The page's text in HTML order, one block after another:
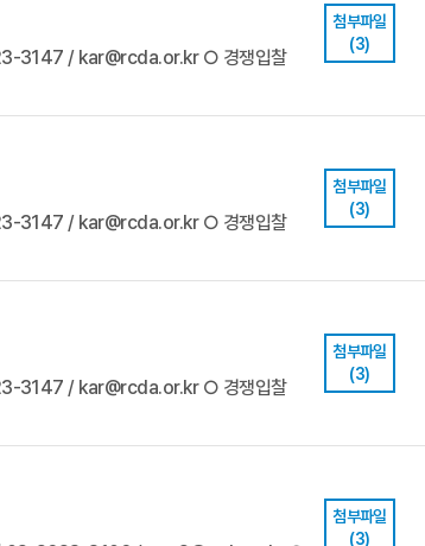
3147 / kar@rcda.or.kr ○ 경쟁입찰
첨부파일
(3)
3147 / kar@rcda.or.kr ○ 경쟁입찰
첨부파일
(3)
3147 / kar@rcda.or.kr ○ 경쟁입찰
첨부파일
(3)
첨부파일
(3)